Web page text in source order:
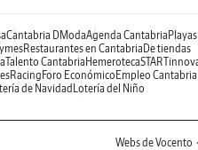
Cantabria DModaAgenda CantabriaPlayas
Restaurantes en CantabriaDe tiendas
Talento CantabriaHemeroteca
RacingForo EconómicoEmpleo Cantabria
de NavidadLotería del Niño
Webs de Vocento